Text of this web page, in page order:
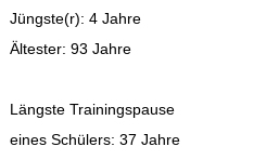
Jüngste(r): 4 Jahre
Ältester: 93 Jahre
Längste Trainingspause
eines Schülers: 37 Jahre